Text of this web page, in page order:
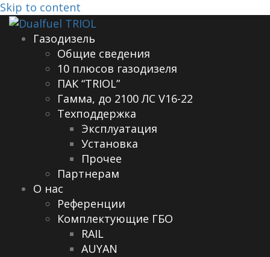
Skip to content
Газодизель
Общие сведения
10 плюсов газодизеля
ПАК “TRIOL”
Гамма, до 2100 ЛС V16-22
Техподдержка
Эксплуатация
Установка
Прочее
Партнерам
О нас
Референции
Комплектующие ГБО
RAIL
AUYAN